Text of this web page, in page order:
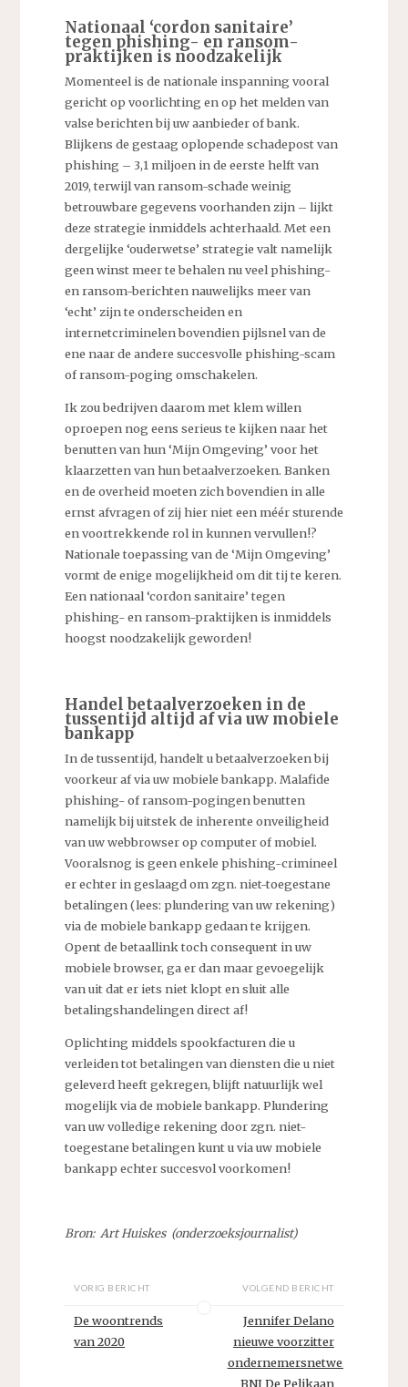
Nationaal ‘cordon sanitaire’
tegen phishing- en ransom-
praktijken is noodzakelijk
Momenteel is de nationale inspanning vooral
gericht op voorlichting en op het melden van
valse berichten bij uw aanbieder of bank.
Blijkens de gestaag oplopende schadepost van
phishing – 3,1 miljoen in de eerste helft van
2019, terwijl van ransom-schade weinig
betrouwbare gegevens voorhanden zijn – lijkt
deze strategie inmiddels achterhaald. Met een
dergelijke ‘ouderwetse’ strategie valt namelijk
geen winst meer te behalen nu veel phishing-
en ransom-berichten nauwelijks meer van
‘echt’ zijn te onderscheiden en
internetcriminelen bovendien pijlsnel van de
ene naar de andere succesvolle phishing-scam
of ransom-poging omschakelen.
Ik zou bedrijven daarom met klem willen
oproepen nog eens serieus te kijken naar het
benutten van hun ‘Mijn Omgeving’ voor het
klaarzetten van hun betaalverzoeken. Banken
en de overheid moeten zich bovendien in alle
ernst afvragen of zij hier niet een méér sturende
en voortrekkende rol in kunnen vervullen!?
Nationale toepassing van de ‘Mijn Omgeving’
vormt de enige mogelijkheid om dit tij te keren.
Een nationaal ‘cordon sanitaire’ tegen
phishing- en ransom-praktijken is inmiddels
hoogst noodzakelijk geworden!
Handel betaalverzoeken in de
tussentijd altijd af via uw mobiele
bankapp
In de tussentijd, handelt u betaalverzoeken bij
voorkeur af via uw mobiele bankapp. Malafide
phishing- of ransom-pogingen benutten
namelijk bij uitstek de inherente onveiligheid
van uw webbrowser op computer of mobiel.
Vooralsnog is geen enkele phishing-crimineel
er echter in geslaagd om zgn. niet-toegestane
betalingen (lees: plundering van uw rekening)
via de mobiele bankapp gedaan te krijgen.
Opent de betaallink toch consequent in uw
mobiele browser, ga er dan maar gevoegelijk
van uit dat er iets niet klopt en sluit alle
betalingshandelingen direct af!
Oplichting middels spookfacturen die u
verleiden tot betalingen van diensten die u niet
geleverd heeft gekregen, blijft natuurlijk wel
mogelijk via de mobiele bankapp. Plundering
van uw volledige rekening door zgn. niet-
toegestane betalingen kunt u via uw mobiele
bankapp echter succesvol voorkomen!
Bron: Art Huiskes (onderzoeksjournalist)
VORIG BERICHT
De woontrends
van 2020
VOLGEND BERICHT
Jennifer Delano
nieuwe voorzitter
ondernemersnetwerk
BNI De Pelikaan